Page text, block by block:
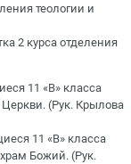
теологии и
2 курса отделения
11 «В» класса
(Рук. Крылова
11 «В» класса
Божий. (Рук.